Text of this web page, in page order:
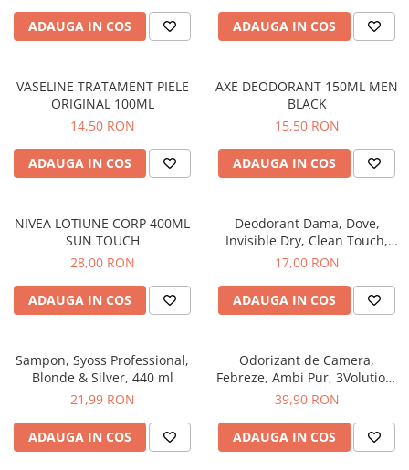
ADAUGA IN COS ADAUGA IN COS
VASELINE TRATAMENT PIELE
ORIGINAL 100ML
14,50 RON
ADAUGA IN COS
AXE DEODORANT 150ML MEN
BLACK
15,50 RON
ADAUGA IN COS
NIVEA LOTIUNE CORP 400ML
SUN TOUCH
28,00 RON
ADAUGA IN COS
Deodorant Dama, Dove,
Invisible Dry, Clean Touch,
Spray, 150 ml
17,00 RON
ADAUGA IN COS
Sampon, Syoss Professional,
Blonde & Silver, 440 ml
21,99 RON
ADAUGA IN COS
Odorizant de Camera,
Febreze, Ambi Pur, 3Volution,
Aparat Electric + Rezerva,
39,90 RON
ADAUGA IN COS